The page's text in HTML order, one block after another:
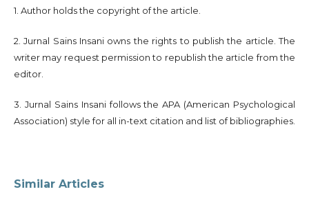
1. Author holds the copyright of the article.
2. Jurnal Sains Insani owns the rights to publish the article. The
writer may request permission to republish the article from the
editor.
3. Jurnal Sains Insani follows the APA (American Psychological
Association) style for all in-text citation and list of bibliographies.
Similar Articles